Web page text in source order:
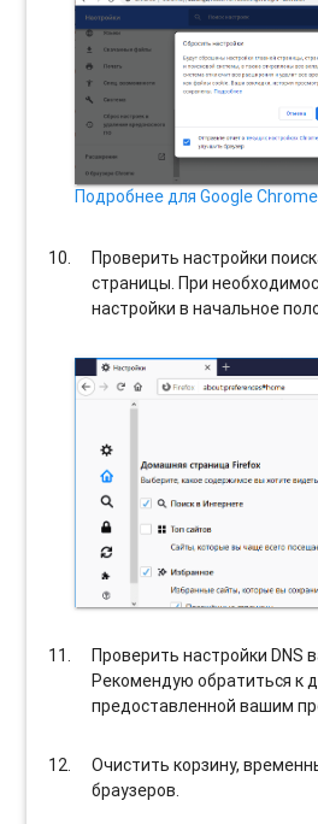
Подробнее для Google
Проверить настройки
страницы. При
настройки в начальное
Проверить настройки DNS
Рекомендую обратиться к
предоставленной вашим
Очистить корзину,
браузеров.